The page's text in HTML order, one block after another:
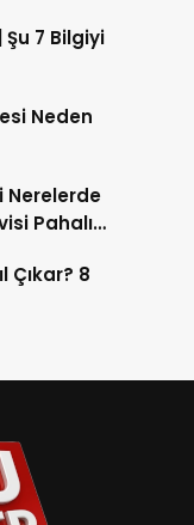
7 Bilgiyi
Neden
Nerelerde
Pahalı
Çıkar? 8